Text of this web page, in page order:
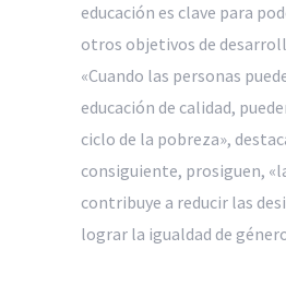
educación es clave para
otros objetivos de
«Cuando las personas
educación de calidad,
ciclo de la pobreza»,
consiguiente, prosiguen,
contribuye a reducir las
lograr la igualdad de